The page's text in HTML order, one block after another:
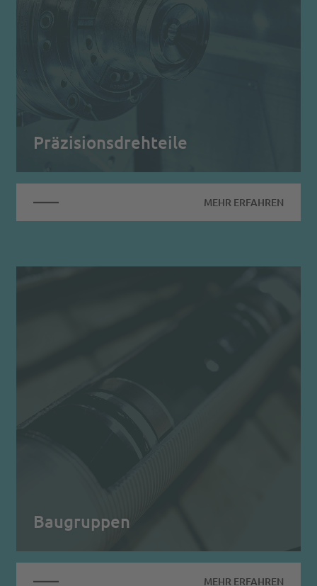
Präzisionsdrehteile
MEHR ERFAHREN
Baugruppen
MEHR ERFAHREN